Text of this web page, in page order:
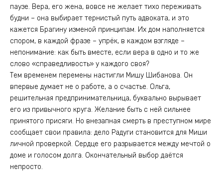
паузе. Вера, его жена, вовсе не желает тихо переживать
будни – она выбирает тернистый путь адвоката, и это
кажется Брагину изменой принципам. Их дом наполняется
спором, в каждой фразе – упрёк, в каждом взгляде –
непонимание: как быть вместе, если вера в одно и то же
слово «справедливость» у каждого своя?
Тем временем перемены настигли Мишу Шибанова. Он
впервые думает не о работе, а о счастье. Ольга,
решительная предпринимательница, буквально вырывает
его из привычного круга. Желание быть с ней сильнее
принятого присяги. Но внезапная смерть в преступном мире
сообщает свои правила: дело Радуги становится для Миши
личной проверкой. Сердце его разрывается между мечтой о
доме и голосом долга. Окончательный выбор даётся
непросто.